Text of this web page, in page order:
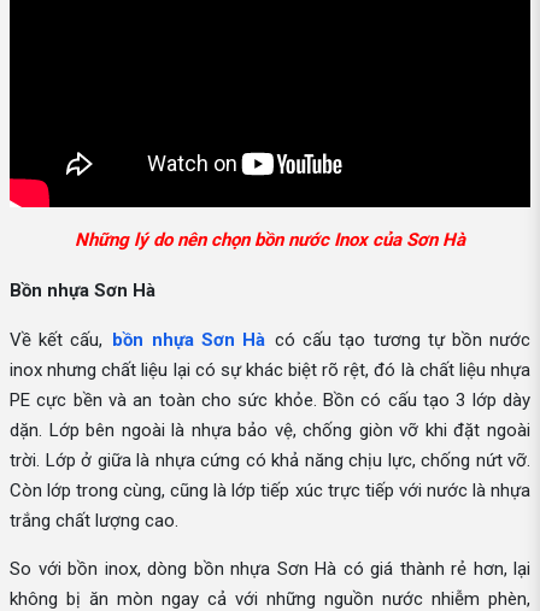
Những lý do nên chọn bồn nước Inox của Sơn Hà
Bồn nhựa Sơn Hà
Về kết cấu, bồn nhựa Sơn Hà có cấu tạo tương tự bồn nước
inox nhưng chất liệu lại có sự khác biệt rõ rệt, đó là chất liệu nhựa
PE cực bền và an toàn cho sức khỏe. Bồn có cấu tạo 3 lớp dày
dặn. Lớp bên ngoài là nhựa bảo vệ, chống giòn vỡ khi đặt ngoài
trời. Lớp ở giữa là nhựa cứng có khả năng chịu lực, chống nứt vỡ.
Còn lớp trong cùng, cũng là lớp tiếp xúc trực tiếp với nước là nhựa
trắng chất lượng cao.
So với bồn inox, dòng bồn nhựa Sơn Hà có giá thành rẻ hơn, lại
không bị ăn mòn ngay cả với những nguồn nước nhiễm phèn,